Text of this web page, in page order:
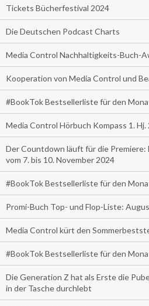
Tickets Bücherfestival 2024
Die Deutschen Podcast Charts
Media Control Nachhaltigkeits-Buch-
Kooperation von Media Control und
#BookTok Bestsellerliste für den
Media Control Hörbuch Kompass 1. Hj.
Der Countdown läuft für die Premiere:
vom 7. bis 10. November 2024
#BookTok Bestsellerliste für den
Promi-Buch Top- und Flop-Liste:
Media Control kürt den
#BookTok Bestsellerliste für den
Die Generation Z hat als Erste die
in der Tasche durchlebt